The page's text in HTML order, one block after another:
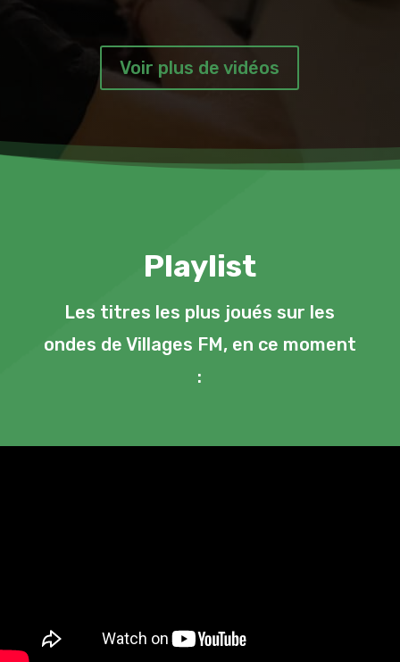
Voir plus de vidéos
Playlist
Les titres les plus joués sur les
ondes de Villages FM, en ce moment
: